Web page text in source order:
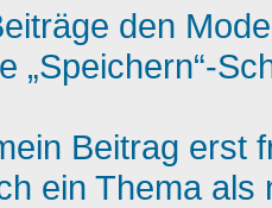
den
„Speichern“-
Beitrag erst
ein Thema als